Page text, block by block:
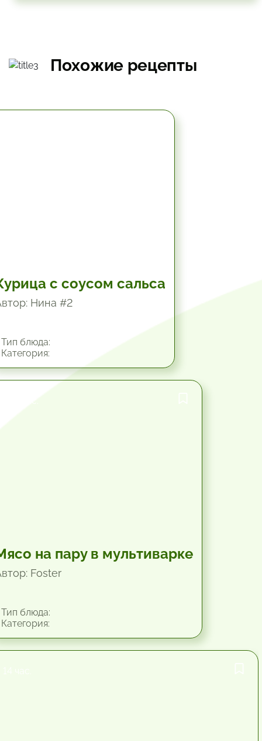
Похожие рецепты
с соусом сальса
Нина #2
блюда:
на пару в мультиварке
Foster
блюда: